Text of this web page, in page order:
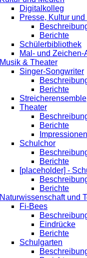
Digitalkolleg
Presse, Kultur und
Berichte
Schülerbibliothek
Mal- und Zeichen-
Musik & Theater
Singer-Songwriter
Berichte
Streicherensemble
Theater
Berichte
Impressionen
Schulchor
Berichte
[placeholder] -
Berichte
Naturwissenschaft und
Fi-Bees
Eindrücke
Berichte
Schulgarten